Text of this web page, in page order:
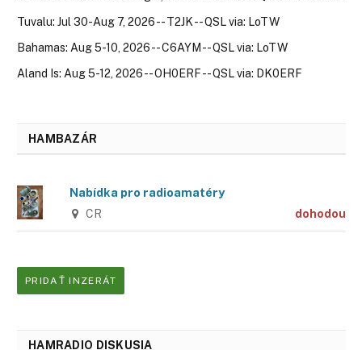
Tuvalu: Jul 30-Aug 7, 2026 -- T2JK -- QSL via: LoTW
Bahamas: Aug 5-10, 2026 -- C6AYM -- QSL via: LoTW
Aland Is: Aug 5-12, 2026 -- OH0ERF -- QSL via: DK0ERF
HAMBAZÁR
Nabídka pro radioamatéry
CR dohodou
PRIDAŤ INZERÁT
HAMRADIO DISKUSIA